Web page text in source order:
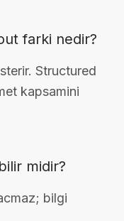
farki nedir?
Structured
kapsamini
midir?
bilgi